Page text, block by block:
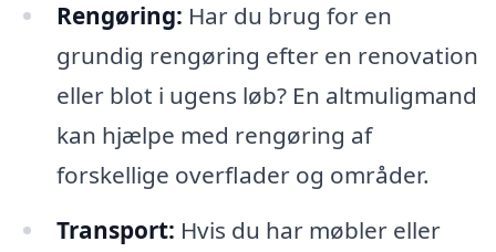
Rengøring: Har du brug for en
grundig rengøring efter en renovation
eller blot i ugens løb? En altmuligmand
kan hjælpe med rengøring af
forskellige overflader og områder.
Transport: Hvis du har møbler eller